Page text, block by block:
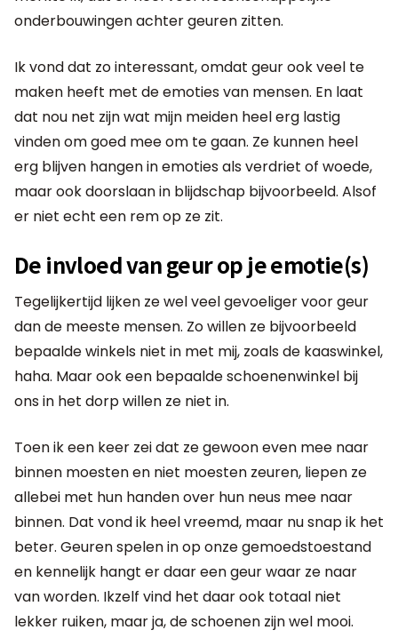
onderbouwingen achter geuren zitten.
Ik vond dat zo interessant, omdat geur ook veel te
maken heeft met de emoties van mensen. En laat
dat nou net zijn wat mijn meiden heel erg lastig
vinden om goed mee om te gaan. Ze kunnen heel
erg blijven hangen in emoties als verdriet of woede,
maar ook doorslaan in blijdschap bijvoorbeeld. Alsof
er niet echt een rem op ze zit.
De invloed van geur op je emotie(s)
Tegelijkertijd lijken ze wel veel gevoeliger voor geur
dan de meeste mensen. Zo willen ze bijvoorbeeld
bepaalde winkels niet in met mij, zoals de kaaswinkel,
haha. Maar ook een bepaalde schoenenwinkel bij
ons in het dorp willen ze niet in.
Toen ik een keer zei dat ze gewoon even mee naar
binnen moesten en niet moesten zeuren, liepen ze
allebei met hun handen over hun neus mee naar
binnen. Dat vond ik heel vreemd, maar nu snap ik het
beter. Geuren spelen in op onze gemoedstoestand
en kennelijk hangt er daar een geur waar ze naar
van worden. Ikzelf vind het daar ook totaal niet
lekker ruiken, maar ja, de schoenen zijn wel mooi.